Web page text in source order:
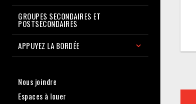
GROUPES SECONDAIRES ET
POSTSECONDAIRES
APPUYEZ LA BORDÉE
Nous joindre
Espaces à louer